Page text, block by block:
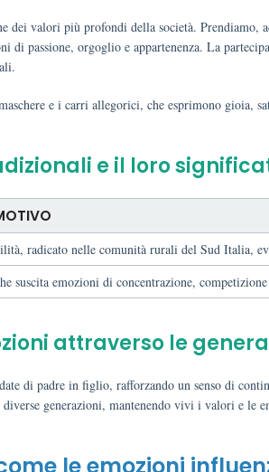
dei valori più profondi della società. Prendiamo,
di passione, orgoglio e appartenenza. La
e i carri allegorici, che esprimono gioia,
e il loro
radicato nelle comunità rurali del Sud Italia,
suscita emozioni di concentrazione,
attraverso le
di padre in figlio, rafforzando un senso di
generazioni, mantenendo vivi i valori e le